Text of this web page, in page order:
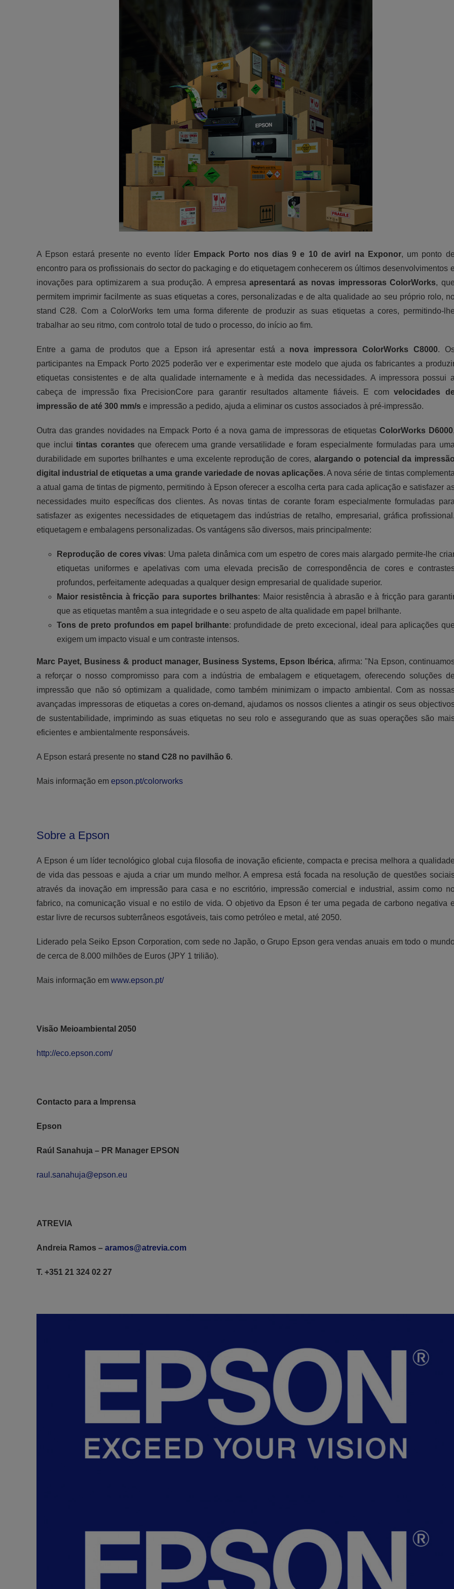
A Epson estará presente no evento líder Empack Porto nos dias 9 e 10 de avirl na Exponor, um ponto
encontro para os profissionais do sector do packaging e do etiquetagem conhecerem os últimos desenvolvimentos
inovações para optimizarem a sua produção. A empresaapresentará as novas impressoras ColorWorks,
permitem imprimir facilmente as suas etiquetas a cores, personalizadas e de alta qualidade ao seu próprio rolo,
stand C28. Com a ColorWorks tem uma forma diferente de produzir as suas etiquetas a cores, permitindo-
trabalhar ao seu ritmo, com controlo total de tudo o processo, do início ao fim.
Entre a gama de produtos que a Epson irá apresentar está a nova impressora ColorWorks C8000.
participantes na Empack Porto 2025 poderão ver e experimentar este modelo que ajuda os fabricantes a
etiquetas consistentes e de alta qualidade internamente e à medida das necessidades. A impressora possui
cabeça de impressão fixa PrecisionCore para garantir resultados altamente fiáveis. E comvelocidades
impressão de até 300 mm/s e impressão a pedido, ajuda a eliminar os custos associados à pré-impressão.
Outra das grandes novidades na Empack Porto é a nova gama de impressoras de etiquetas ColorWorks D6000
que incluitintas corantes que oferecem uma grande versatilidade e foram especialmente formuladas para
durabilidade em suportes brilhantes e uma excelente reprodução de cores, alargando o potencial da
digital industrial de etiquetas a uma grande variedade de novas aplicações. A nova série de tintas
a atual gama de tintas de pigmento, permitindo à Epson oferecer a escolha certa para cada aplicação e satisfazer
necessidades muito específicas dos clientes. As novas tintas de corante foram especialmente formuladas
satisfazer as exigentes necessidades de etiquetagem das indústrias de retalho, empresarial, gráfica
etiquetagem e embalagens personalizadas. Os vantágens são diversos, mais principalmente:
Reprodução de cores vivas: Uma paleta dinâmica com um espetro de cores mais alargado permite-lhe
etiquetas uniformes e apelativas com uma elevada precisão de correspondência de cores e
profundos, perfeitamente adequadas a qualquer design empresarial de qualidade superior.
Maior resistência à fricção para suportes brilhantes: Maior resistência à abrasão e à fricção para
que as etiquetas mantêm a sua integridade e o seu aspeto de alta qualidade em papel brilhante.
Tons de preto profundos em papel brilhante: profundidade de preto excecional, ideal para aplicações
exigem um impacto visual e um contraste intensos.
Marc Payet, Business & product manager, Business Systems, Epson Ibérica, afirma: "Na Epson,
a reforçar o nosso compromisso para com a indústria de embalagem e etiquetagem, oferecendo soluções
impressão que não só optimizam a qualidade, como também minimizam o impacto ambiental. Com as
avançadas impressoras de etiquetas a cores on-demand, ajudamos os nossos clientes a atingir os seus
de sustentabilidade, imprimindo as suas etiquetas no seu rolo e assegurando que as suas operações são
eficientes e ambientalmente responsáveis.
A Epson estará presente no stand C28 no pavilhão 6.
Mais informação em epson.pt/colorworks
Sobre a Epson
A Epson é um líder tecnológico global cuja filosofia de inovação eficiente, compacta e precisa melhora a
de vida das pessoas e ajuda a criar um mundo melhor. A empresa está focada na resolução de questões
através da inovação em impressão para casa e no escritório, impressão comercial e industrial, assim como
fabrico, na comunicação visual e no estilo de vida. O objetivo da Epson é ter uma pegada de carbono negativa
estar livre de recursos subterrâneos esgotáveis, tais como petróleo e metal, até 2050.
Liderado pela Seiko Epson Corporation, com sede no Japão, o Grupo Epson gera vendas anuais em todo o
de cerca de 8.000 milhões de Euros (JPY 1 trilião).
Mais informação em www.epson.pt/
Visão Meioambiental 2050
http://eco.epson.com/
Contacto para a Imprensa
Epson
Raúl Sanahuja – PR Manager EPSON
raul.sanahuja@epson.eu
ATREVIA
Andreia Ramos – aramos@atrevia.com
T. +351 21 324 02 27